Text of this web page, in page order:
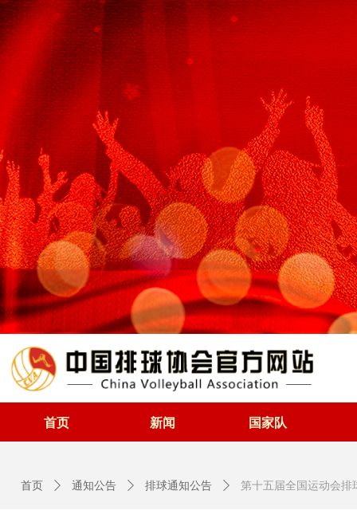
首页 新闻 国家队
首页 ꄲ 通知公告 ꄲ 排球通知公告 ꄲ 第十五届全国运动会排